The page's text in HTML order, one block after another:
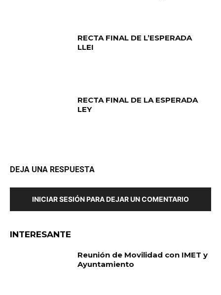
RECTA FINAL DE L’ESPERADA
LLEI
RECTA FINAL DE LA ESPERADA
LEY
DEJA UNA RESPUESTA
INICIAR SESIÓN PARA DEJAR UN COMENTARIO
INTERESANTE
Reunión de Movilidad con IMET y
Ayuntamiento